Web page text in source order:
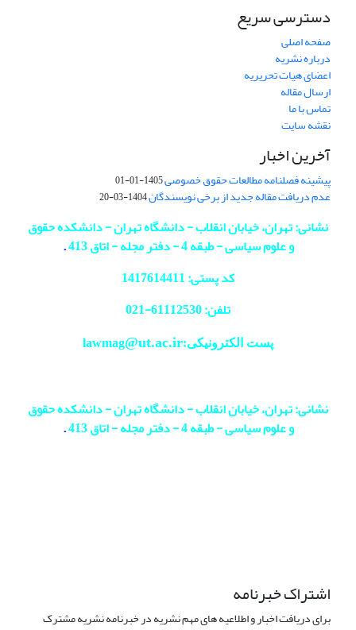
دسترسی سریع
صفحه اصلی
درباره نشریه
اعضای هیات تحریریه
ارسال مقاله
تماس با ما
نقشه سایت
آخرین اخبار
پیشینه فصلنامه مطالعات حقوق خصوصی1405-01-01
عدم دریافت مقاله جدید از برخی نویسندگان1404-03-20
نشانی: تهران، خیابان انقلاب - دانشگاه تهران - دانشکده حقوق
و علوم سیاسی - طبقه 4 - دفتر مجله - اتاق 413
.
کد پستی: 1417614411
تلفن: 61112530-
021
پست الکترونیکی:lawmag@ut.ac.ir
نشانی: تهران، خیابان انقلاب - دانشگاه تهران - دانشکده حقوق
و علوم سیاسی - طبقه 4 - دفتر مجله - اتاق 413
.
اشتراک خبرنامه
برای دریافت اخبار و اطلاعیه های مهم نشریه در خبرنامه نشریه مشترک